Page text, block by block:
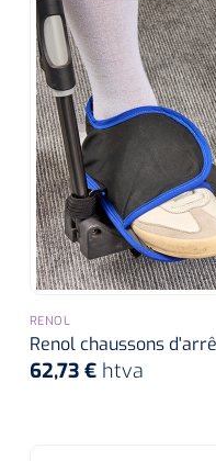
RENOL
Renol chaussons
62,73 € htva